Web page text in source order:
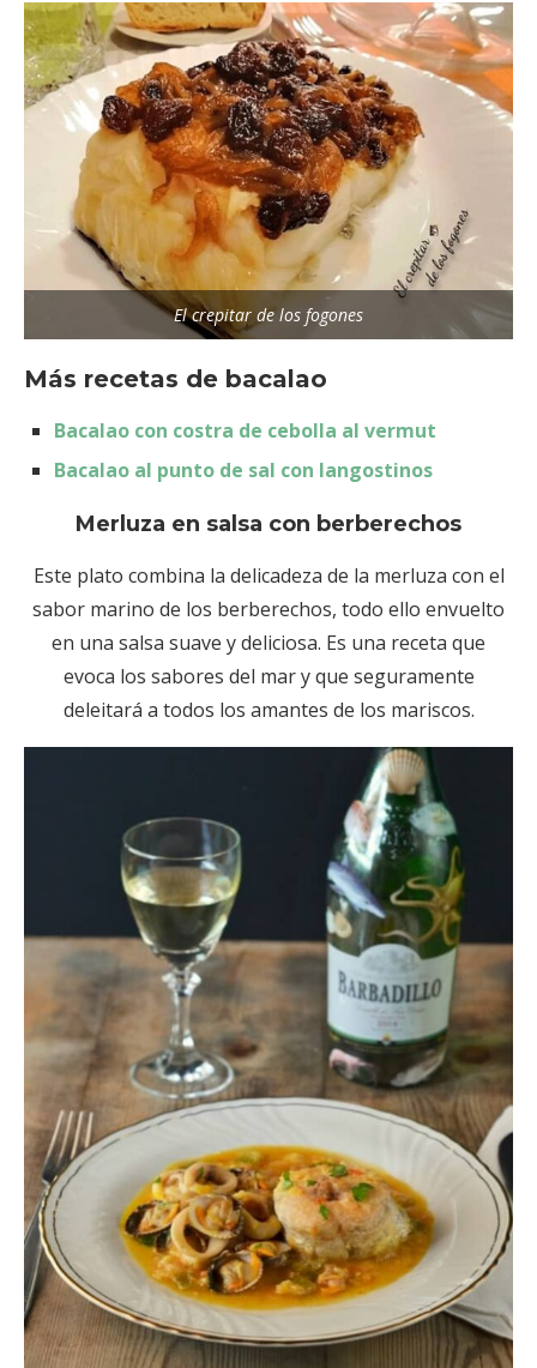
El crepitar de los fogones
Más recetas de bacalao
Bacalao con costra de cebolla al vermut
Bacalao al punto de sal con langostinos
Merluza en salsa con berberechos
Este plato combina la delicadeza de la merluza con el
sabor marino de los berberechos, todo ello envuelto
en una salsa suave y deliciosa. Es una receta que
evoca los sabores del mar y que seguramente
deleitará a todos los amantes de los mariscos.